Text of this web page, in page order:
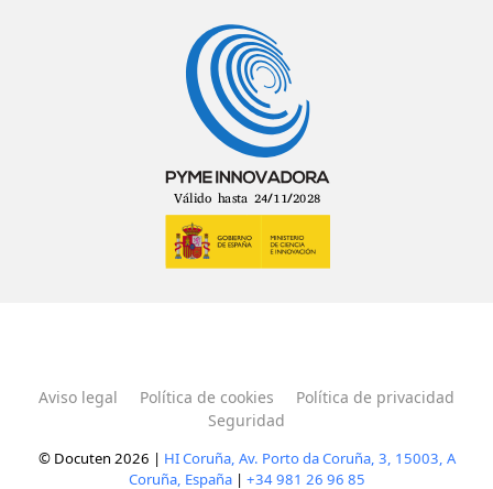
© Docuten 2026 | HI Coruña, Av. Porto da Coruña, 3, 15003, A
Coruña, España| +34 981 26 96 85
Aviso legal Política de cookies
Política de privacidad
Seguridad